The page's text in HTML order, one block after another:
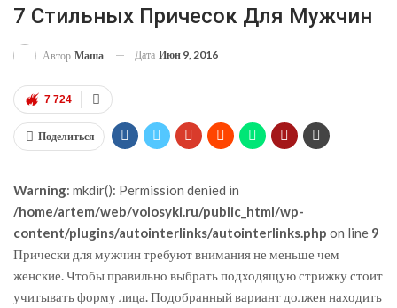
7 Стильных Причесок Для Мужчин
Автор Маша Дата Июн 9, 2016
7 724
Поделиться
Warning: mkdir(): Permission denied in
/home/artem/web/volosyki.ru/public_html/wp-
content/plugins/autointerlinks/autointerlinks.php on line 9
Прически для мужчин требуют внимания не меньше чем
женские. Чтобы правильно выбрать подходящую стрижку стоит
учитывать форму лица. Подобранный вариант должен находить